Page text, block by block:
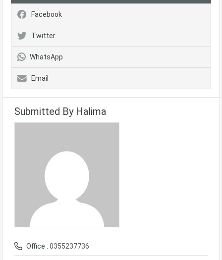
Facebook
Twitter
WhatsApp
Email
Submitted By Halima
Office : 0355237736